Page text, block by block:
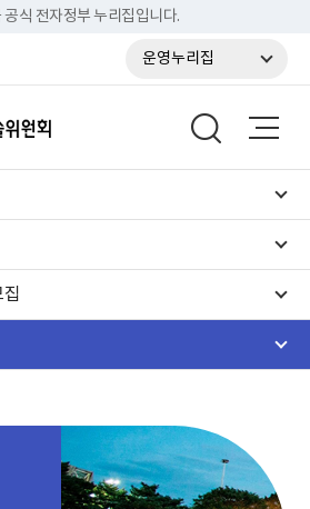
식 전자정부 누리집입니다.
운영누리집